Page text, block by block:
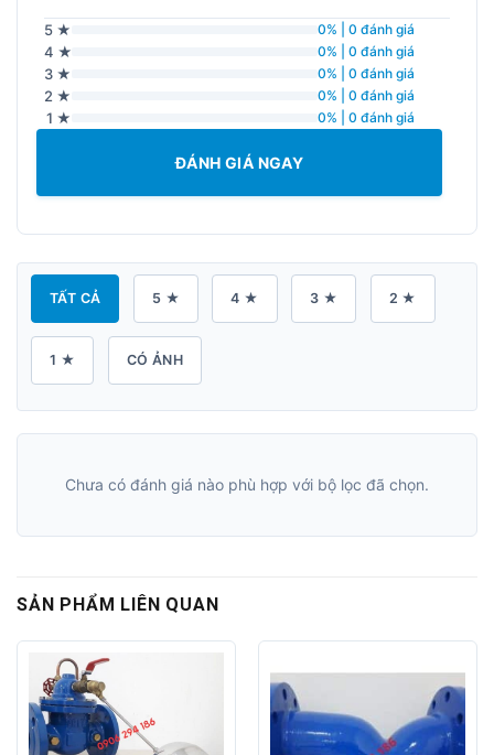
5 ★ 0% | 0 đánh giá
4 ★ 0% | 0 đánh giá
3 ★ 0% | 0 đánh giá
2 ★ 0% | 0 đánh giá
1 ★ 0% | 0 đánh giá
ĐÁNH GIÁ NGAY
TẤT CẢ 5 ★ 4 ★ 3 ★ 2 ★
1 ★ CÓ ẢNH
Chưa có đánh giá nào phù hợp với bộ lọc đã chọn.
SẢN PHẨM LIÊN QUAN